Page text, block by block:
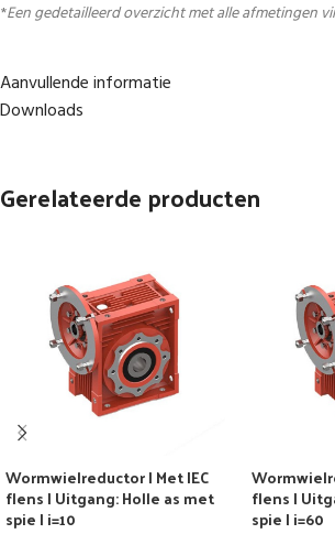
*Een gedetailleerd overzicht met alle afmetingen
Aanvullende informatie
Downloads
Gerelateerde producten
Wormwielreductor | Met IEC
flens | Uitgang: Holle as met
spie | i=10
flens |
spie | i=60